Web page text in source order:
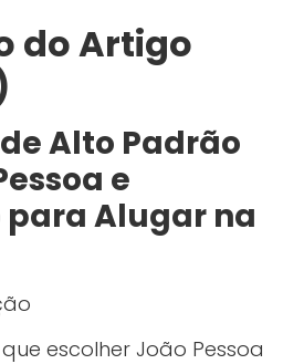
do Artigo
de Alto Padrão
e
Alugar na
que escolher João Pessoa